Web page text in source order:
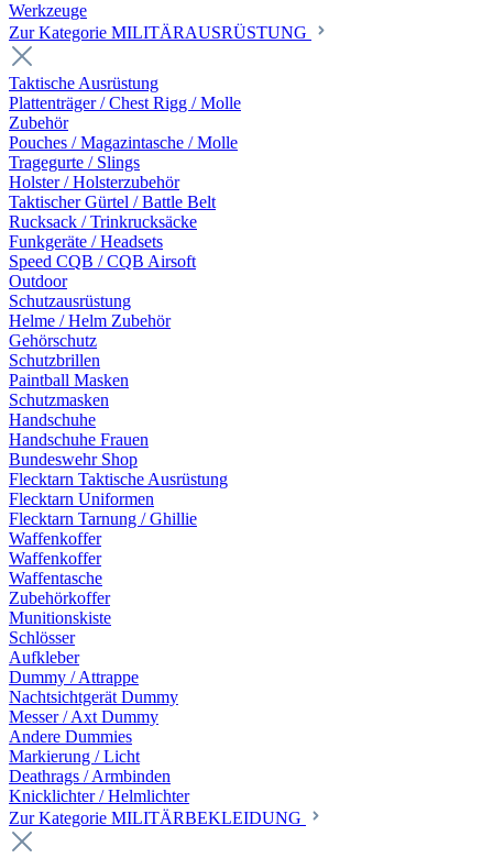
Werkzeuge
Zur Kategorie MILITÄRAUSRÜSTUNG
Taktische Ausrüstung
Plattenträger / Chest Rigg / Molle
Zubehör
Pouches / Magazintasche / Molle
Tragegurte / Slings
Holster / Holsterzubehör
Taktischer Gürtel / Battle Belt
Rucksack / Trinkrucksäcke
Funkgeräte / Headsets
Speed CQB / CQB Airsoft
Outdoor
Schutzausrüstung
Helme / Helm Zubehör
Gehörschutz
Schutzbrillen
Paintball Masken
Schutzmasken
Handschuhe
Handschuhe Frauen
Bundeswehr Shop
Flecktarn Taktische Ausrüstung
Flecktarn Uniformen
Flecktarn Tarnung / Ghillie
Waffenkoffer
Waffenkoffer
Waffentasche
Zubehörkoffer
Munitionskiste
Schlösser
Aufkleber
Dummy / Attrappe
Nachtsichtgerät Dummy
Messer / Axt Dummy
Andere Dummies
Markierung / Licht
Deathrags / Armbinden
Knicklichter / Helmlichter
Zur Kategorie MILITÄRBEKLEIDUNG